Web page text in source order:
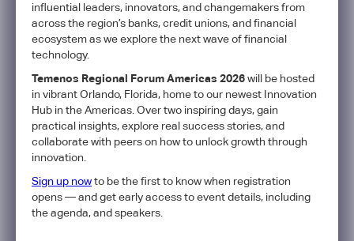
influential leaders, innovators, and changemakers from
across the region’s banks, credit unions, and financial
ecosystem as we explore the next wave of financial
technology.
Temenos Regional Forum Americas 2026will be hosted
in vibrant Orlando, Florida, home to our newest Innovation
Hub in the Americas. Over two inspiring days, gain
practical insights, explore real success stories, and
collaborate with peers on how to unlock growth through
innovation.
Sign up nowto be the first to know when registration
opens — and get early access to event details, including
the agenda, and speakers.